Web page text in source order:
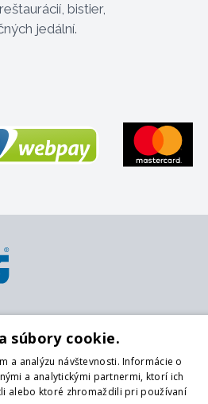
bistier,
jedální.
O nás
Obchodné
súbory cookie.
a analýzu návštevnosti. Informácie o
a analytickými partnermi, ktorí ich
alebo ktoré zhromaždili pri používaní